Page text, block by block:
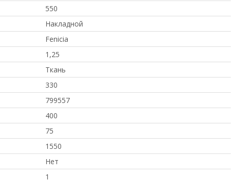
550
Накладной
Fenicia
1,25
Ткань
330
799557
400
75
1550
Нет
1